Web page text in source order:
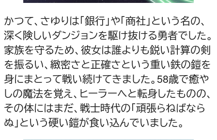
かつて、さゆりは「銀行」や「商社」という名の、
深く険しいダンジョンを駆け抜ける勇者でした。
家族を守るため、彼女は誰よりも鋭い計算の剣
を振るい、緻密さと正確さという重い鉄の鎧を
身にまとって戦い続けてきました。58歳で癒や
しの魔法を覚え、ヒーラーへと転身したものの、
その体にはまだ、戦士時代の「頑張らねばなら
ぬ」という硬い鎧が食い込んでいました。